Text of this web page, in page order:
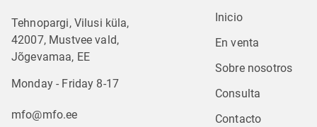
Tehnopargi, Vilusi küla,
42007, Mustvee vald,
Jõgevamaa, EE
Monday - Friday 8-17
mfo@mfo.ee
Inicio
En venta
Sobre nosotros
Consulta
Contacto